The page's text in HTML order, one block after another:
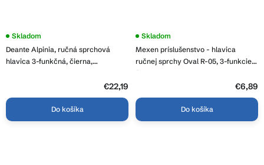
Deante Alpinia, ručná sprchová
hlavica 3-funkčná, čierna,
Skladom
€22,19
Do košíka
Mexen príslušenstvo - hlavica
ručnej sprchy Oval R-05, 3-funkcie,
čierna, 79505-70
Skladom
€6,89
Do košíka